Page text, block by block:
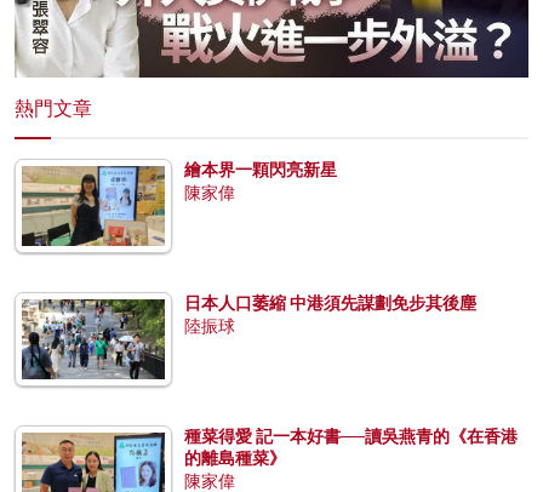
熱門文章
繪本界一顆閃亮新星
陳家偉
日本人口萎縮 中港須先謀劃免步其後塵
陸振球
種菜得愛 記一本好書──讀吳燕青的《在香港
的離島種菜》
陳家偉